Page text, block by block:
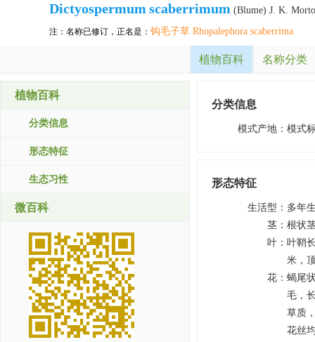
Dictyospermum scaberrimum (Blume) J. K.
注：名称已修订，正名是： 钩毛子草 Rhopalephora scaberrima
植物百科 名称分类
植物百科
分类信息
形态特征
生态习性
微百科
分类信息
模式产地 ： 模式
形态特征
生活型 ： 多年
茎 ： 根状
叶 ： 叶鞘
米，
花 ： 蝎尾
毛，
草质
花丝